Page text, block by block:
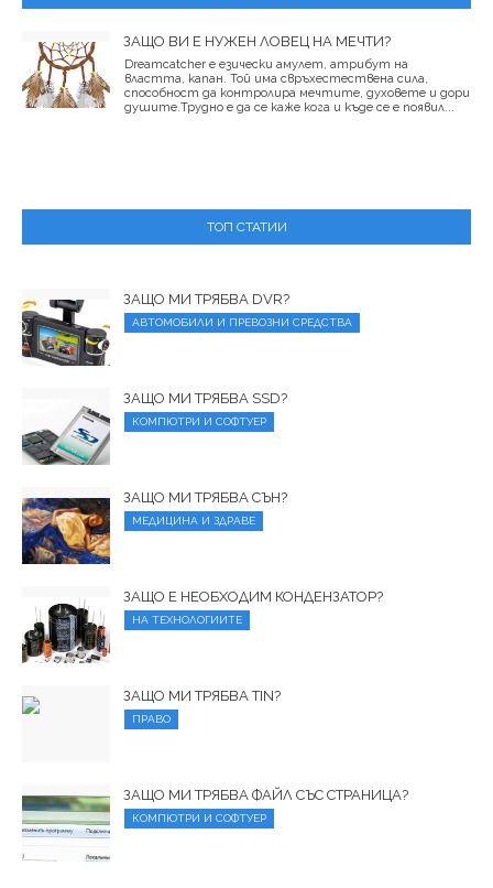
ЗАЩО ВИ Е НУЖЕН ЛОВЕЦ НА МЕЧТИ?
Dreamcatcher е езически амулет, атрибут на
властта, капан. Той има свръхестествена сила,
способност да контролира мечтите, духовете и дори
душите.Трудно е да се каже кога и къде се е появил...
ТОП СТАТИИ
ЗАЩО МИ ТРЯБВА DVR?
АВТОМОБИЛИ И ПРЕВОЗНИ СРЕДСТВА
ЗАЩО МИ ТРЯБВА SSD?
КОМПЮТРИ И СОФТУЕР
ЗАЩО МИ ТРЯБВА СЪН?
МЕДИЦИНА И ЗДРАВЕ
ЗАЩО Е НЕОБХОДИМ КОНДЕНЗАТОР?
НА ТЕХНОЛОГИИТЕ
ЗАЩО МИ ТРЯБВА TIN?
ПРАВО
ЗАЩО МИ ТРЯБВА ФАЙЛ СЪС СТРАНИЦА?
КОМПЮТРИ И СОФТУЕР